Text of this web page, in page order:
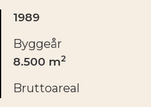
1989
Byggeår
8.500 m2
Bruttoareal